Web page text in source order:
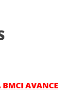
BMCI AVANCE